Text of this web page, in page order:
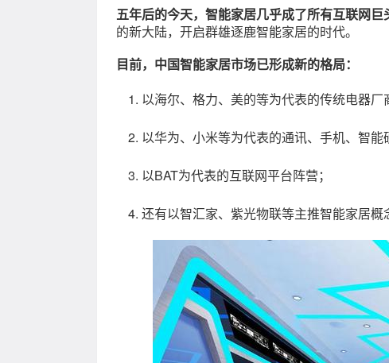
五年后的今天，智能家居几乎成了所有互联网
的新大陆，开启群雄逐鹿智能家居的时代。
目前，中国智能家居市场已形成新的格局：
以海尔、格力、美的等为代表的传统电器厂
以华为、小米等为代表的通讯、手机、智能
以BAT为代表的互联网平台阵营；
还有以智汇家、紫光物联等主推智能家居概